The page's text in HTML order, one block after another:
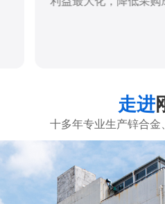
走进
十多年专业生产锌合金